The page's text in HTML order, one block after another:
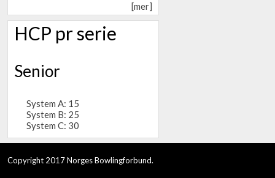
[mer]
HCP pr serie
Senior
System A: 15
System B: 25
System C: 30
Copyright 2017 Norges Bowlingforbund.